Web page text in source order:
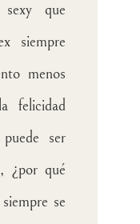
que
siempre
menos
felicidad
ser
¿por qué
se